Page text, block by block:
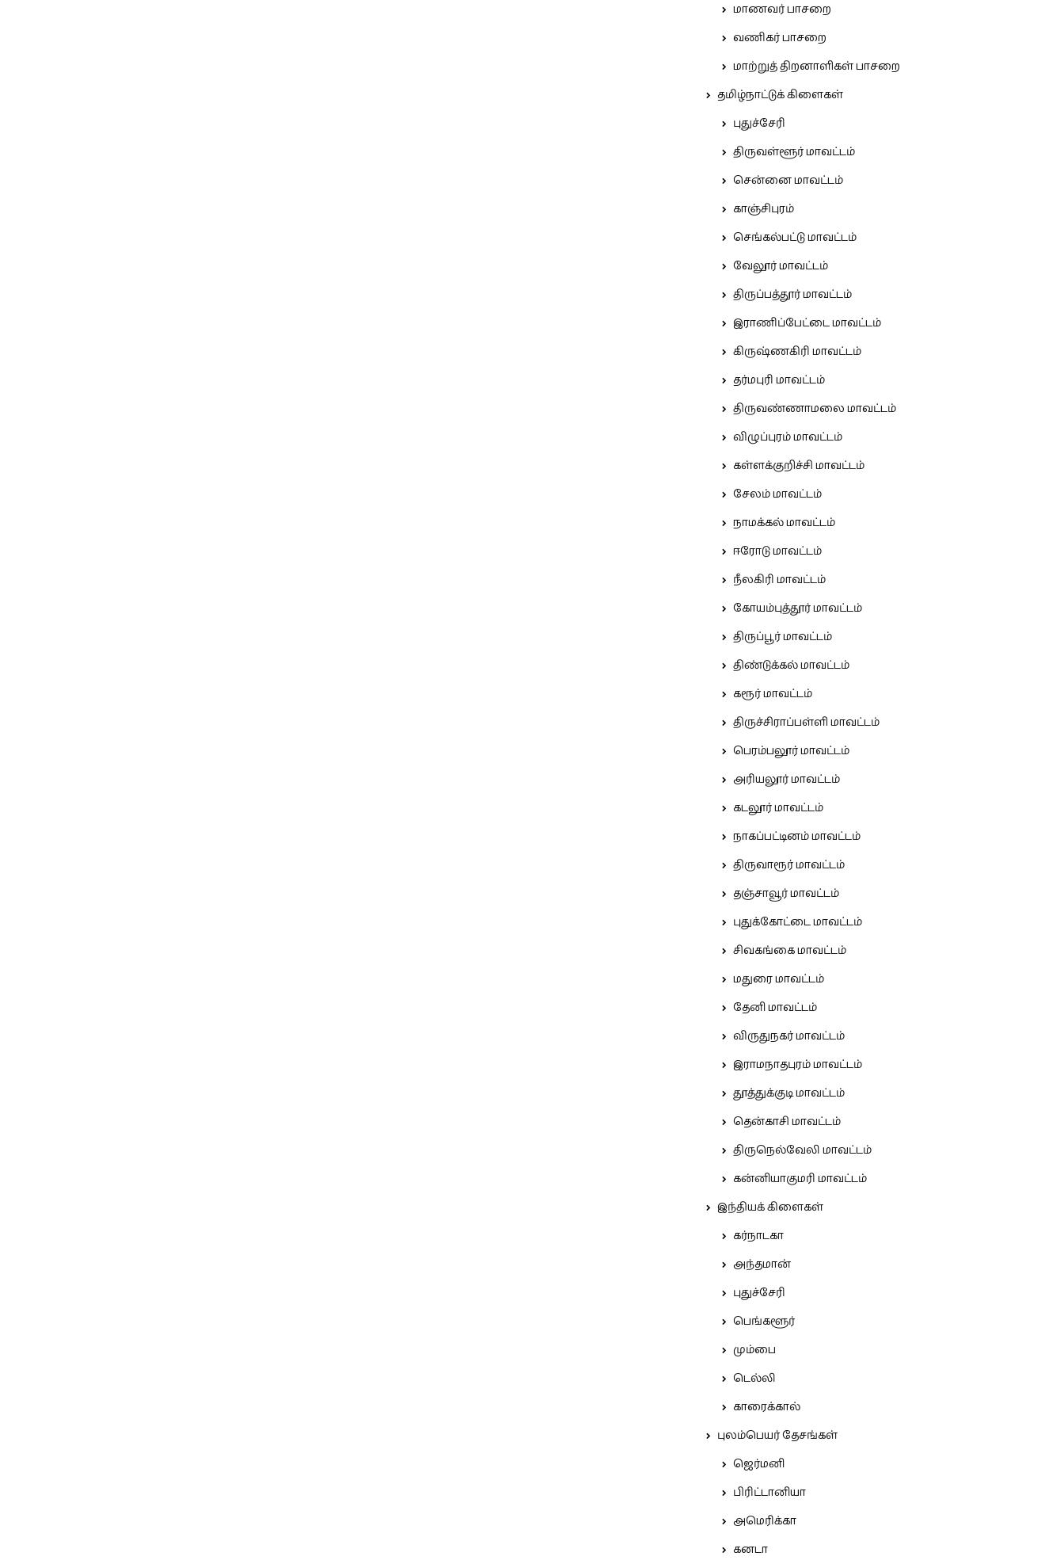
மாணவர் பாசறை
வணிகர் பாசறை
மாற்றுத் திறனாளிகள் பாசறை
தமிழ்நாட்டுக் கிளைகள்
புதுச்சேரி
திருவள்ளூர் மாவட்டம்
சென்னை மாவட்டம்
காஞ்சிபுரம்
செங்கல்பட்டு மாவட்டம்
வேலூர் மாவட்டம்
திருப்பத்தூர் மாவட்டம்
இராணிப்பேட்டை மாவட்டம்
கிருஷ்ணகிரி மாவட்டம்
தர்மபுரி மாவட்டம்
திருவண்ணாமலை மாவட்டம்
விழுப்புரம் மாவட்டம்
கள்ளக்குறிச்சி மாவட்டம்
சேலம் மாவட்டம்
நாமக்கல் மாவட்டம்
ஈரோடு மாவட்டம்
நீலகிரி மாவட்டம்
கோயம்புத்தூர் மாவட்டம்
திருப்பூர் மாவட்டம்
திண்டுக்கல் மாவட்டம்
கரூர் மாவட்டம்
திருச்சிராப்பள்ளி மாவட்டம்
பெரம்பலூர் மாவட்டம்
அரியலூர் மாவட்டம்
கடலூர் மாவட்டம்
நாகப்பட்டினம் மாவட்டம்
திருவாரூர் மாவட்டம்
தஞ்சாவூர் மாவட்டம்
புதுக்கோட்டை மாவட்டம்
சிவகங்கை மாவட்டம்
மதுரை மாவட்டம்
தேனி மாவட்டம்
விருதுநகர் மாவட்டம்
இராமநாதபுரம் மாவட்டம்
தூத்துக்குடி மாவட்டம்
தென்காசி மாவட்டம்
திருநெல்வேலி மாவட்டம்
கன்னியாகுமரி மாவட்டம்
இந்தியக் கிளைகள்
கர்நாடகா
அந்தமான்
புதுச்சேரி
பெங்களூர்
மும்பை
டெல்லி
காரைக்கால்
புலம்பெயர் தேசங்கள்
ஜெர்மனி
பிரிட்டானியா
அமெரிக்கா
கனடா